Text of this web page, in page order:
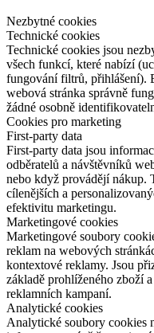
Nezbytné cookies
Technické cookies
Technické cookies jsou
všech funkcí, které nabízí
fungování filtrů, přihlášení).
webová stránka správně
žádné osobně
Cookies pro marketing
First-party data
First-party data jsou
odběratelů a návštěvníků
nebo když provádějí nákup.
cílenějších a
efektivitu marketingu.
Marketingové cookies
Marketingové soubory
reklam na webových
kontextové reklamy. Jsou
základě prohlíženého zboží
reklamních kampaní.
Analytické cookies
Analytické soubory cookies